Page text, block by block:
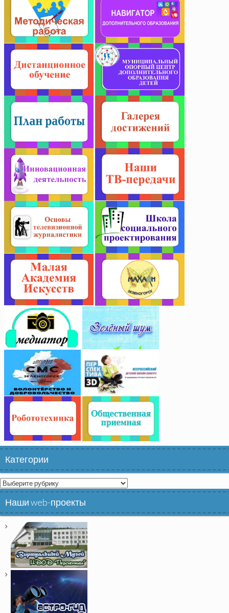
Категории
Категории
Наши web-проекты